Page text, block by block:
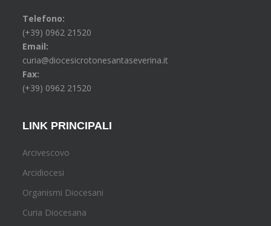
Telefono:
(+39) 0962 21520
Email:
curia@diocesicrotonesantaseverina.it
Fax:
(+39) 0962 21520
LINK PRINCIPALI
Arcivescovo
Arcidiocesi
Organismi Diocesani
Curia Diocesana